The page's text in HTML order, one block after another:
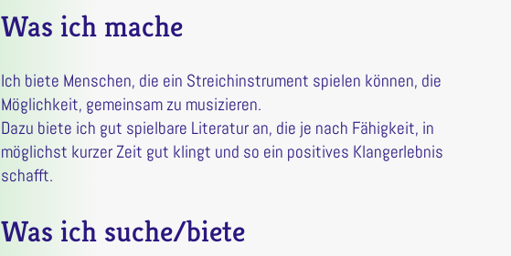
Was ich mache
Ich biete Menschen, die ein Streichinstrument spielen können, die
Möglichkeit, gemeinsam zu musizieren.
Dazu biete ich gut spielbare Literatur an, die je nach Fähigkeit, in
möglichst kurzer Zeit gut klingt und so ein positives Klangerlebnis
schafft.
Was ich suche/biete